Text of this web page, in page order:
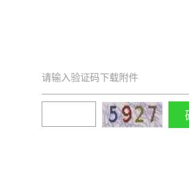
请输入验证码下载附件